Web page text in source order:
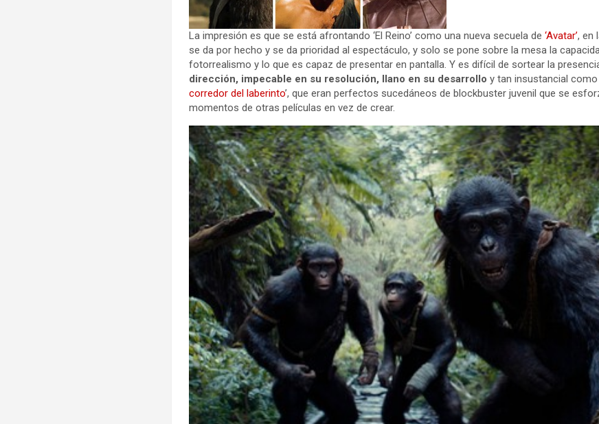
La impresión es que se está afrontando ‘El Reino’ como una nueva secuela de‘Avatar’, en
se da por hecho y se da prioridad al espectáculo, y solo se pone sobre la mesa la
fotorrealismo y lo que es capaz de presentar en pantalla. Y es difícil de sortear la
dirección, impecable en su resolución, llano en su desarrollo y tan insustancial como
corredor del laberinto’, que eran perfectos sucedáneos de blockbuster juvenil que se
momentos de otras películas en vez de crear.